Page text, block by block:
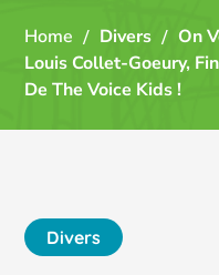
Home Divers
On
Louis Collet-Goeury,
De The Voice Kids !
Divers